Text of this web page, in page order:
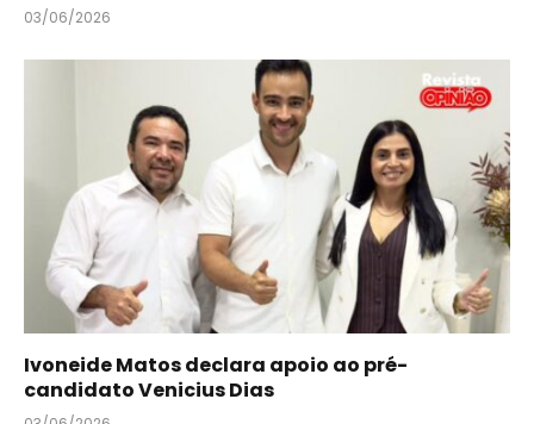
03/06/2026
Ivoneide Matos declara apoio ao pré-
candidato Venicius Dias